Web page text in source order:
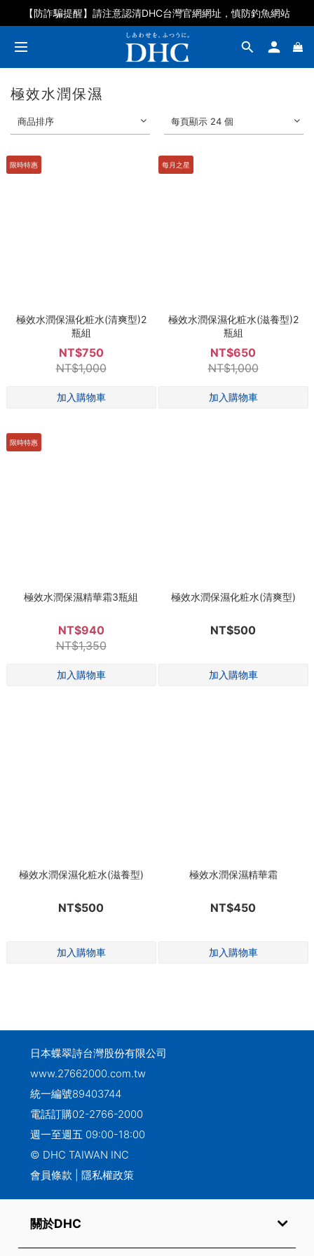
DHC好眠素百人募集體驗再抽石墨烯眼罩
【防詐騙提醒】請注意認清DHC台灣官網網址，慎防釣魚網站
DHC好眠素百人募集體驗再抽石墨烯眼罩
極效水潤保濕
商品排序 每頁顯示 24 個
限時特惠
極效水潤保濕化粧水(清爽型)2
瓶組
NT$750
NT$1,000
每月之星
極效水潤保濕化粧水(滋養型)2
瓶組
NT$650
NT$1,000
限時特惠
極效水潤保濕精華霜3瓶組
NT$940
NT$1,350
極效水潤保濕化粧水(清爽型)
NT$500
極效水潤保濕化粧水(滋養型)
NT$500
極效水潤保濕精華霜
NT$450
日本蝶翠詩台灣股份有限公司
www.27662000.com.tw
統一編號89403744
電話訂購02-2766-2000
週一至週五 09:00-18:00
© DHC TAIWAN INC
會員條款
隱私權政策
關於DHC